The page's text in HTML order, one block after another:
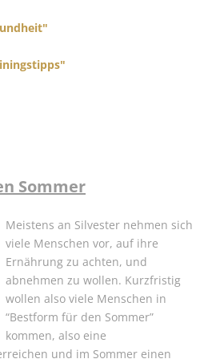
Sommer
Meistens an Silvester nehmen sich
viele Menschen vor, auf ihre
Ernährung zu achten, und
abnehmen zu wollen. Kurzfristig
wollen also viele Menschen in
“Bestform für den Sommer”
kommen, also eine
und im Sommer einen